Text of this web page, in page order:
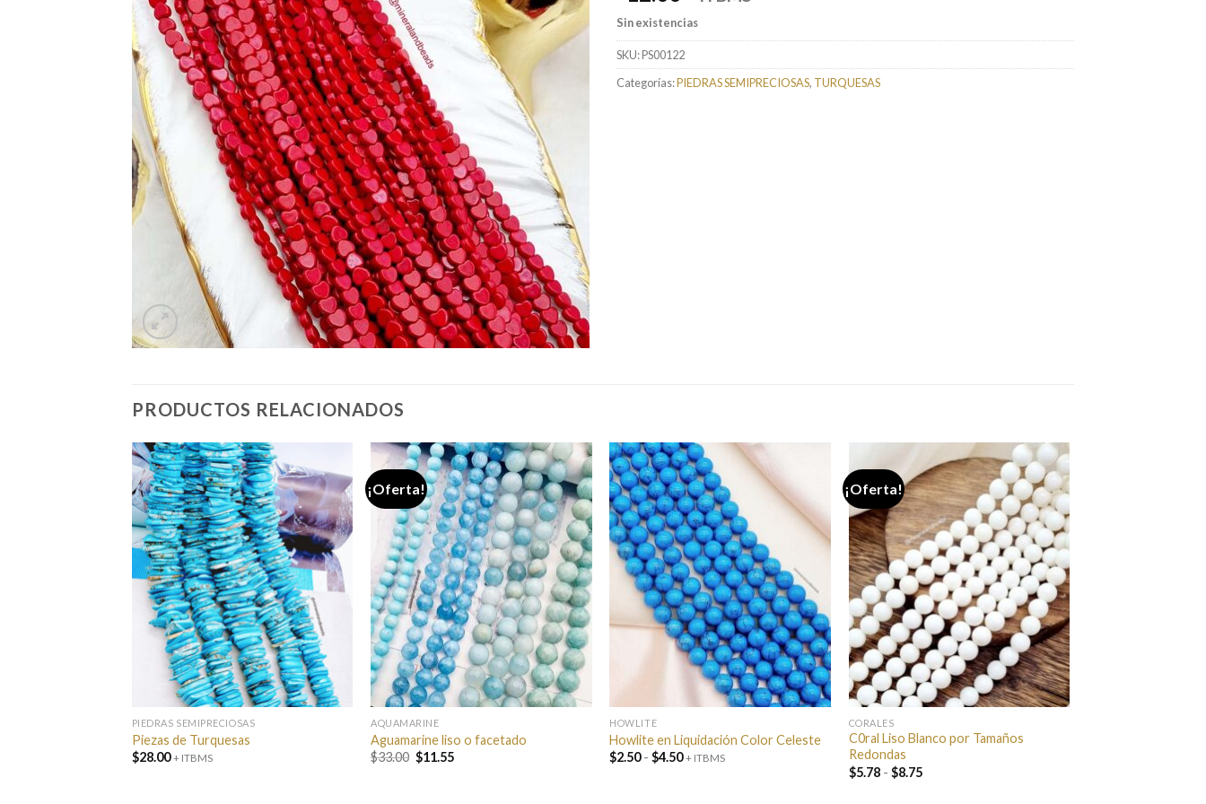
Sin existencias
SKU:PS00122
Categorías:PIEDRAS SEMIPRECIOSAS, TURQUESAS
PRODUCTOS RELACIONADOS
PIEDRAS SEMIPRECIOSAS
Piezas de Turquesas
$28.00 + ITBMS
¡Oferta!
AQUAMARINE
Aguamarine liso o facetado
$33.00 El
precio
$11.55El
HOWLITE
Howlite en Liquidación Color Celeste
$2.50 - $4.50Rango
+ ITBMS
¡Oferta!
CORALES
C0ral Liso Blanco por Tamaños
Redondas
$5.78 - $8.75Rango